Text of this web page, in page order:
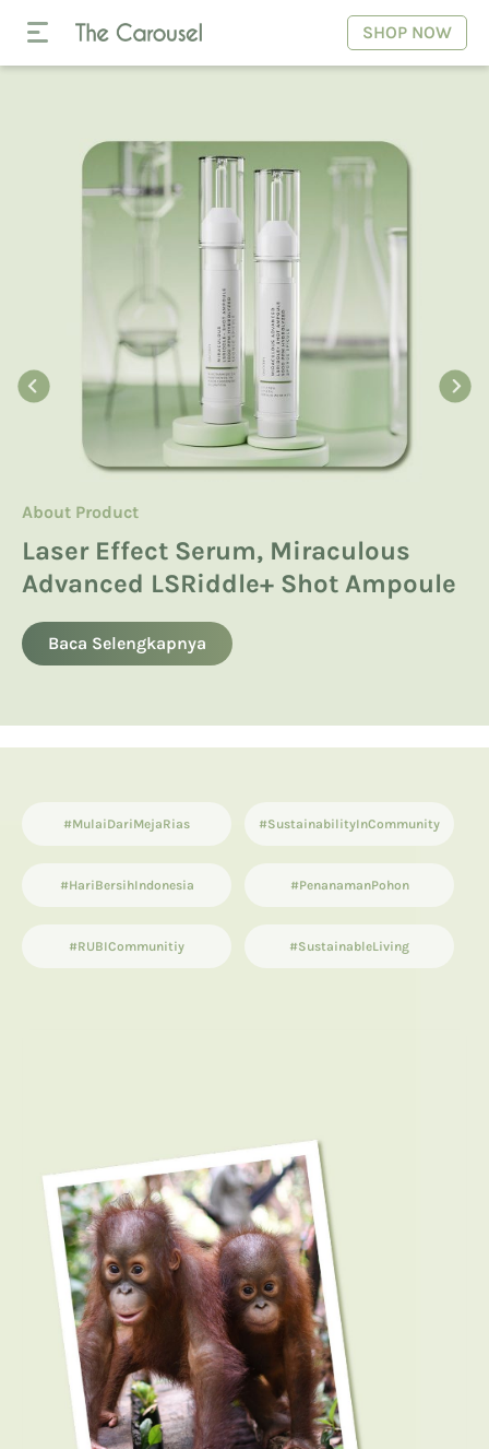
SHOP NOW
About Product
Laser Effect Serum, Miraculous
Advanced LSRiddle+ Shot Ampoule
Baca Selengkapnya
Hyaluronic Acid
Kandungan Skincare yang Boleh
dan Tidak Boleh untuk Ibu Hamil
Baca Selengkapnya
Manfaatkan Spikula, Inilah Avoskin
Miraculous LSRiddle+ Shot
Ampoule
Baca Selengkapnya
Product Knowledge
13 List Produk Avoskin Terbaik dan
Terlaris
#MulaiDariMejaRias #SustainabilityInCommunity
#HariBersihIndonesia #PenanamanPohon
#RUBICommunitiy #SustainableLiving